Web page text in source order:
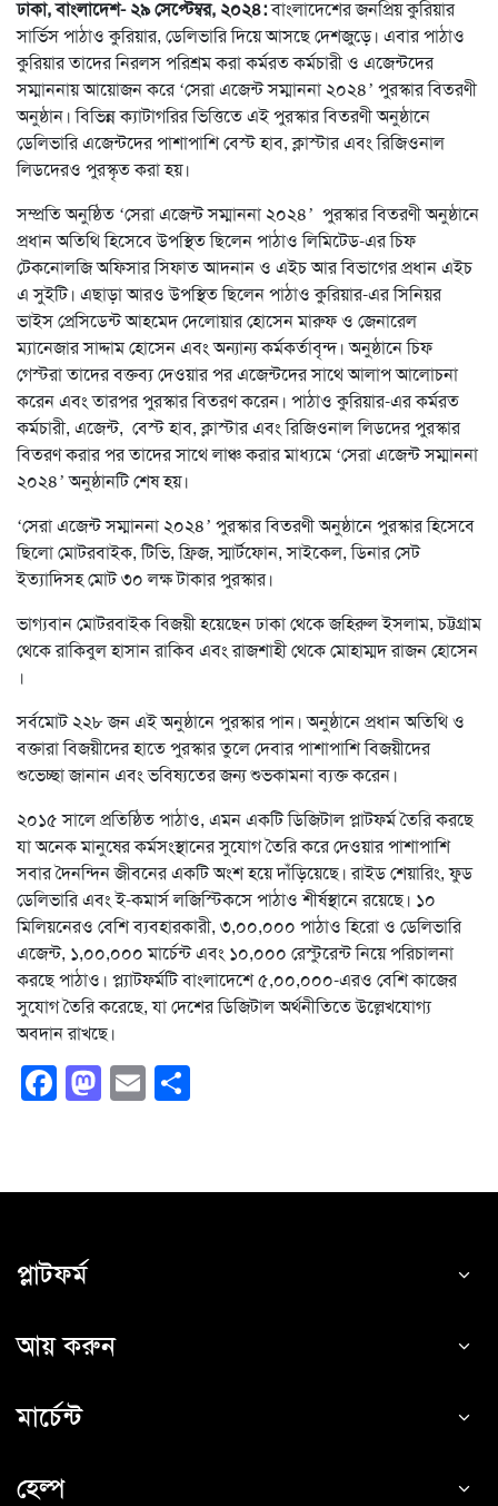
ঢাকা, বাংলাদেশ- ২৯ সেপ্টেম্বর, ২০২৪:বাংলাদেশের জনপ্রিয় কুরিয়ার
সার্ভিস পাঠাও কুরিয়ার, ডেলিভারি দিয়ে আসছে দেশজুড়ে। এবার পাঠাও
কুরিয়ার তাদের নিরলস পরিশ্রম করা কর্মরত কর্মচারী ও এজেন্টদের
সম্মাননায় আয়োজন করে ‘সেরা এজেন্ট সম্মাননা ২০২৪’ পুরস্কার বিতরণী
অনুষ্ঠান। বিভিন্ন ক্যাটাগরির ভিত্তিতে এই পুরস্কার বিতরণী অনুষ্ঠানে
ডেলিভারি এজেন্টদের পাশাপাশি বেস্ট হাব, ক্লাস্টার এবং রিজিওনাল
লিডদেরও পুরস্কৃত করা হয়।
সম্প্রতি অনুষ্ঠিত ‘সেরা এজেন্ট সম্মাননা ২০২৪’ পুরস্কার বিতরণী অনুষ্ঠানে
প্রধান অতিথি হিসেবে উপস্থিত ছিলেন পাঠাও লিমিটেড-এর চিফ
টেকনোলজি অফিসার সিফাত আদনান ও এইচ আর বিভাগের প্রধান এইচ
এ সুইটি। এছাড়া আরও উপস্থিত ছিলেন পাঠাও কুরিয়ার-এর সিনিয়র
ভাইস প্রেসিডেন্ট আহমেদ দেলোয়ার হোসেন মারুফ ও জেনারেল
ম্যানেজার সাদ্দাম হোসেন এবং অন্যান্য কর্মকর্তাবৃন্দ। অনুষ্ঠানে চিফ
গেস্টরা তাদের বক্তব্য দেওয়ার পর এজেন্টদের সাথে আলাপ আলোচনা
করেন এবং তারপর পুরস্কার বিতরণ করেন। পাঠাও কুরিয়ার-এর কর্মরত
কর্মচারী, এজেন্ট, বেস্ট হাব, ক্লাস্টার এবং রিজিওনাল লিডদের পুরস্কার
বিতরণ করার পর তাদের সাথে লাঞ্চ করার মাধ্যমে ‘সেরা এজেন্ট সম্মাননা
২০২৪’ অনুষ্ঠানটি শেষ হয়।
‘সেরা এজেন্ট সম্মাননা ২০২৪’ পুরস্কার বিতরণী অনুষ্ঠানে পুরস্কার হিসেবে
ছিলো মোটরবাইক, টিভি, ফ্রিজ, স্মার্টফোন, সাইকেল, ডিনার সেট
ইত্যাদিসহ মোট ৩০ লক্ষ টাকার পুরস্কার।
ভাগ্যবান মোটরবাইক বিজয়ী হয়েছেন ঢাকা থেকে জহিরুল ইসলাম, চট্টগ্রাম
থেকে রাকিবুল হাসান রাকিব এবং রাজশাহী থেকে মোহাম্মদ রাজন হোসেন
।
সর্বমোট ২২৮ জন এই অনুষ্ঠানে পুরস্কার পান। অনুষ্ঠানে প্রধান অতিথি ও
বক্তারা বিজয়ীদের হাতে পুরস্কার তুলে দেবার পাশাপাশি বিজয়ীদের
শুভেচ্ছা জানান এবং ভবিষ্যতের জন্য শুভকামনা ব্যক্ত করেন।
২০১৫ সালে প্রতিষ্ঠিত পাঠাও, এমন একটি ডিজিটাল প্লাটফর্ম তৈরি করছে
যা অনেক মানুষের কর্মসংস্থানের সুযোগ তৈরি করে দেওয়ার পাশাপাশি
সবার দৈনন্দিন জীবনের একটি অংশ হয়ে দাঁড়িয়েছে। রাইড শেয়ারিং, ফুড
ডেলিভারি এবং ই-কমার্স লজিস্টিকসে পাঠাও শীর্ষস্থানে রয়েছে। ১০
মিলিয়নেরও বেশি ব্যবহারকারী, ৩,০০,০০০ পাঠাও হিরো ও ডেলিভারি
এজেন্ট, ১,০০,০০০ মার্চেন্ট এবং ১০,০০০ রেস্টুরেন্ট নিয়ে পরিচালনা
করছে পাঠাও। প্ল্যাটফর্মটি বাংলাদেশে ৫,০০,০০০-এরও বেশি কাজের
সুযোগ তৈরি করেছে, যা দেশের ডিজিটাল অর্থনীতিতে উল্লেখযোগ্য
অবদান রাখছে।
Facebook
Mastodon
Email
প্লাটফর্ম
আয় করুন
মার্চেন্ট
হেল্প